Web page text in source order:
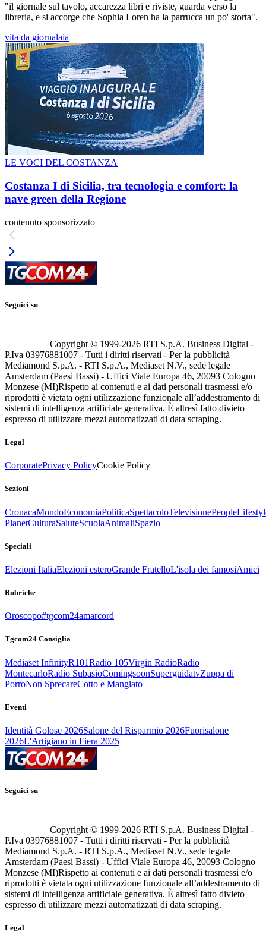
"il giornale sul tavolo, accarezza libri e riviste, guarda verso la
libreria, e si accorge che Sophia Loren ha la parrucca un po' storta".
vita da giornalaia
LE VOCI DEL COSTANZA
Costanza I di Sicilia, tra tecnologia e comfort: la
nave green della Regione
contenuto sponsorizzato
Seguici su
Copyright © 1999-2026 RTI S.p.A. Business Digital -
P.Iva 03976881007 - Tutti i diritti riservati - Per la pubblicità
Mediamond S.p.A. - RTI S.p.A., Mediaset N.V., sede legale
Amsterdam (Paesi Bassi) - Uffici Viale Europa 46, 20093 Cologno
Monzese (MI)Rispetto ai contenuti e ai dati personali trasmessi e/o
riprodotti è vietata ogni utilizzazione funzionale all’addestramento di
sistemi di intelligenza artificiale generativa. È altresì fatto divieto
espresso di utilizzare mezzi automatizzati di data scraping.
Legal
CorporatePrivacy PolicyCookie Policy
Sezioni
CronacaMondoEconomiaPoliticaSpettacoloTelevisionePeople
PlanetCulturaSaluteScuolaAnimaliSpazio
Speciali
Elezioni ItaliaElezioni esteroGrande FratelloL'isola dei famosiAmici
Rubriche
Oroscopo#tgcom24amarcord
Tgcom24 Consiglia
Mediaset InfinityR101Radio 105Virgin RadioRadio
MontecarloRadio SubasioComingsoonSuperguidatvZuppa di
PorroNon SprecareCotto e Mangiato
Eventi
Identità Golose 2026Salone del Risparmio 2026Fuorisalone
2026L'Artigiano in Fiera 2025
Seguici su
Copyright © 1999-2026 RTI S.p.A. Business Digital -
P.Iva 03976881007 - Tutti i diritti riservati - Per la pubblicità
Mediamond S.p.A. - RTI S.p.A., Mediaset N.V., sede legale
Amsterdam (Paesi Bassi) - Uffici Viale Europa 46, 20093 Cologno
Monzese (MI)Rispetto ai contenuti e ai dati personali trasmessi e/o
riprodotti è vietata ogni utilizzazione funzionale all’addestramento di
sistemi di intelligenza artificiale generativa. È altresì fatto divieto
espresso di utilizzare mezzi automatizzati di data scraping.
Legal